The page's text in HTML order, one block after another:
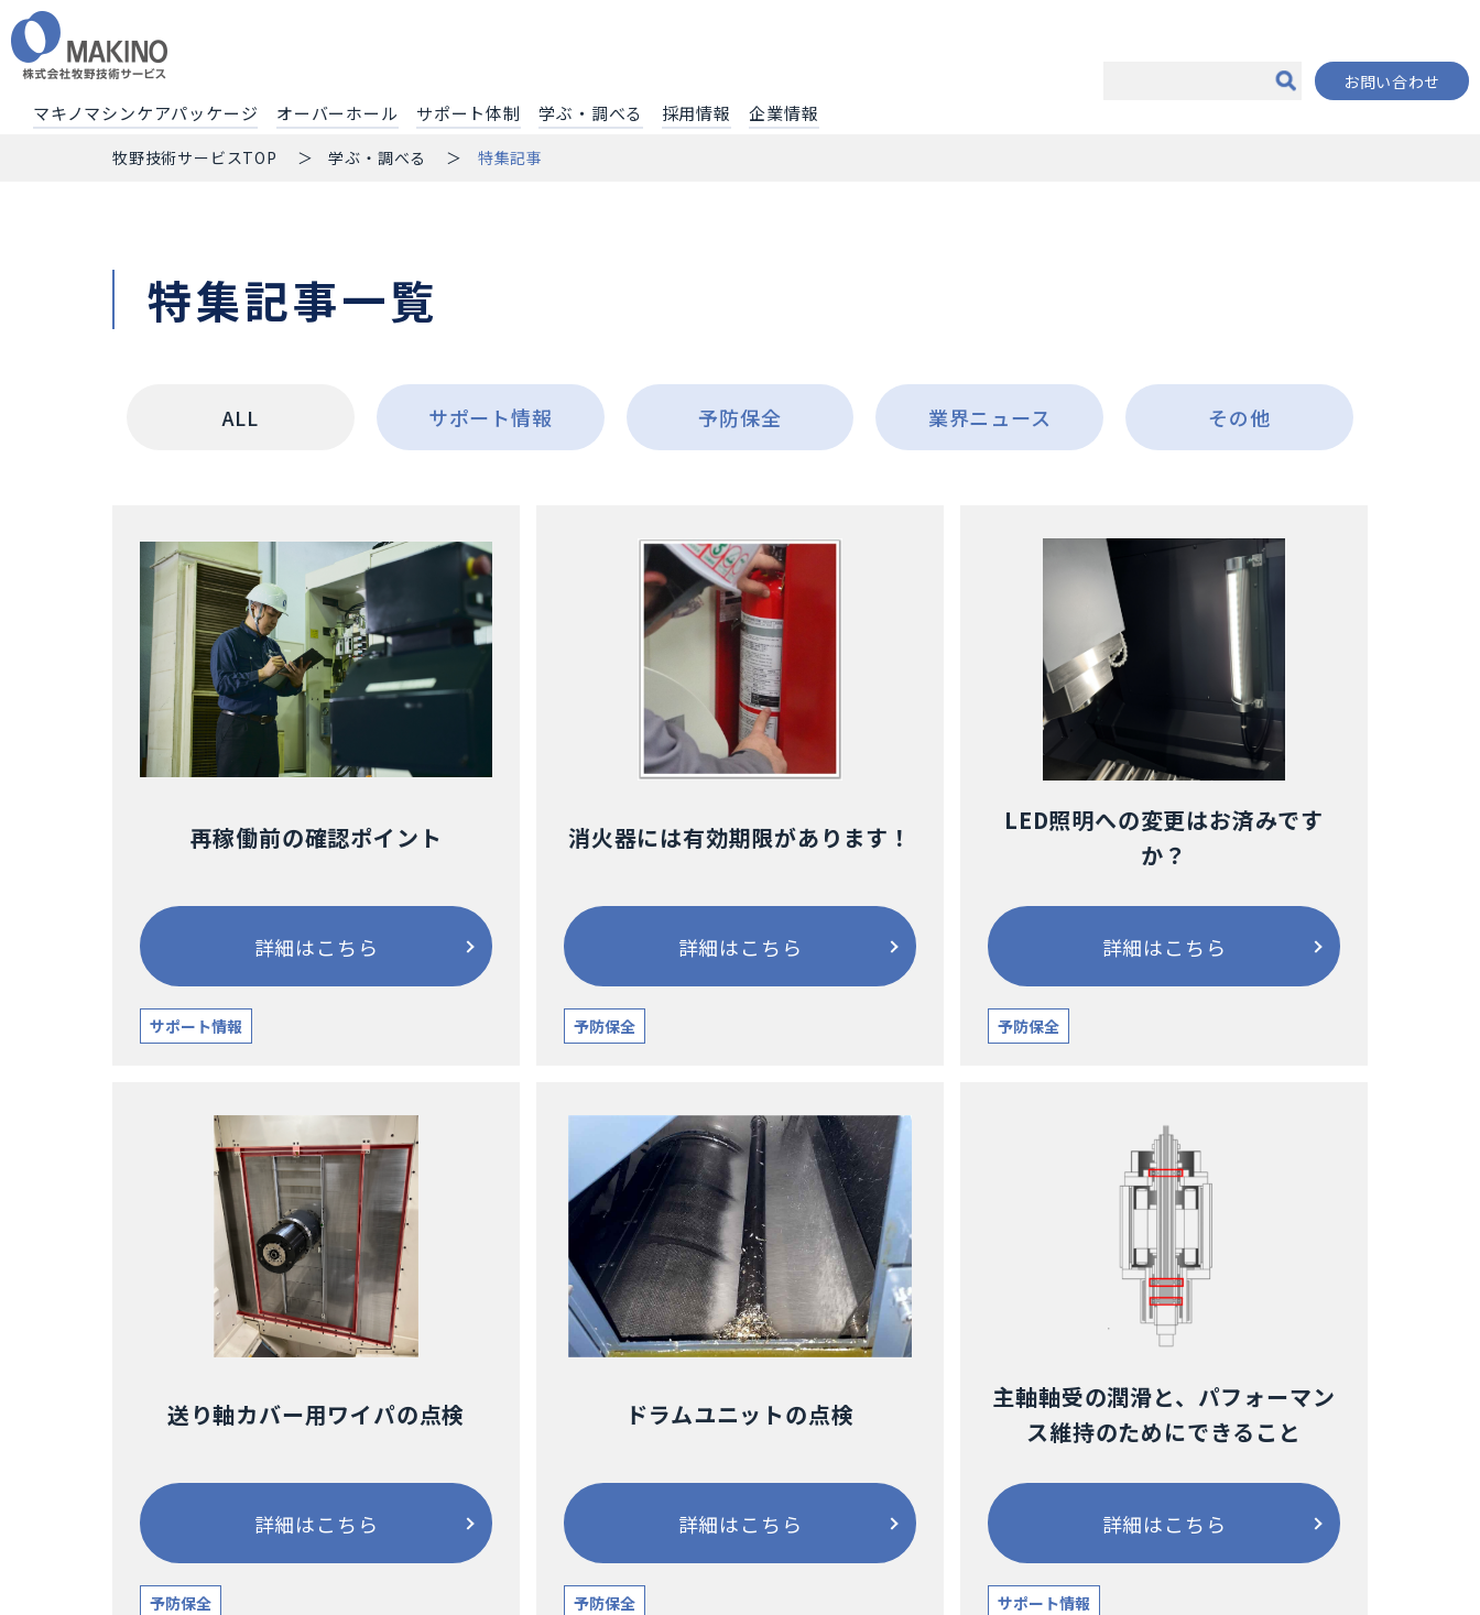
マキノマシンケアパッケージ オーバーホール サポート体制 学ぶ・調べる 採用情報 企業情報
お問い合わせ
牧野技術サービスTOP 学ぶ・調べる 特集記事
特集記事一覧
ALL サポート情報 予防保全 業界ニュース その他
再稼働前の確認ポイント
詳細はこちら
サポート情報
消火器には有効期限があります！
詳細はこちら
予防保全
LED照明への変更はお済みです
か？
詳細はこちら
予防保全
送り軸カバー用ワイパの点検
詳細はこちら
予防保全
ドラムユニットの点検
詳細はこちら
予防保全
主軸軸受の潤滑と、パフォーマン
ス維持のためにできること
詳細はこちら
サポート情報